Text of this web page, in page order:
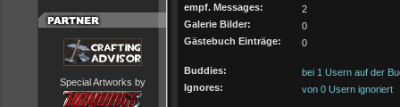
Special Artworks by
empf. Messages:
2
Galerie Bilder:
0
Gästebuch Einträge:
0
Buddies:
bei 1 Usern auf der
Ignores:
von 0 Usern ignoriert